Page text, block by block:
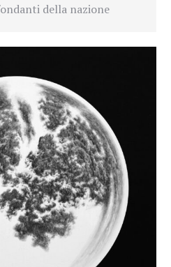
della nazione